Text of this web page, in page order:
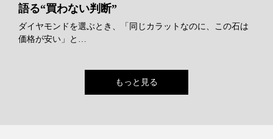
語る“買わない判断”
ダイヤモンドを選ぶとき、「同じカラットなのに、この石は
価格が安い」と…
もっと見る